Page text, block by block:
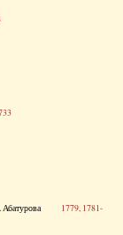
Абатурова 1779, 1781-